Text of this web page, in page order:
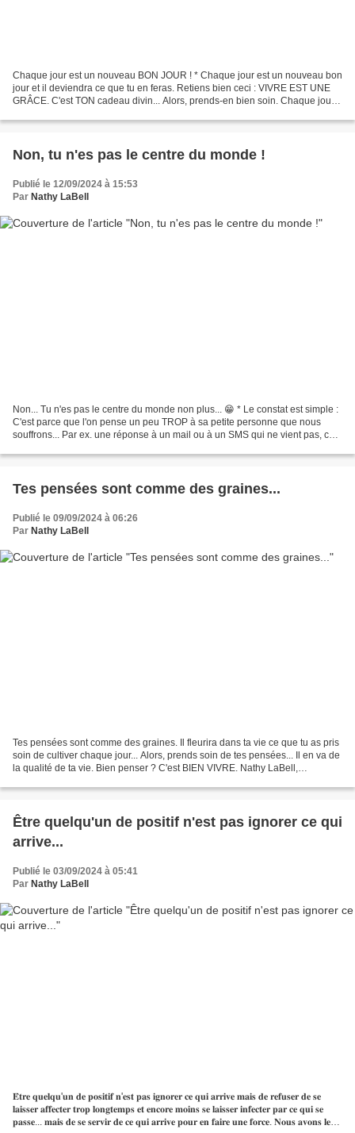
Chaque jour est un nouveau BON JOUR ! * Chaque jour est un nouveau bon
jour et il deviendra ce que tu en feras. Retiens bien ceci : VIVRE EST UNE
GRÂCE. C'est TON cadeau divin... Alors, prends-en bien soin. Chaque jour
Non, tu n'es pas le centre du monde !
Publié le 12/09/2024 à 15:53
Par Nathy LaBell
Non... Tu n'es pas le centre du monde non plus... 😁 * Le constat est simple :
C'est parce que l'on pense un peu TROP à sa petite personne que nous
souffrons... Par ex. une réponse à un mail ou à un SMS qui ne vient pas, cela
Tes pensées sont comme des graines...
Publié le 09/09/2024 à 06:26
Par Nathy LaBell
Tes pensées sont comme des graines. Il fleurira dans ta vie ce que tu as pris
soin de cultiver chaque jour... Alors, prends soin de tes pensées... Il en va de
la qualité de ta vie. Bien penser ? C'est BIEN VIVRE. Nathy LaBell,
Être quelqu'un de positif n'est pas ignorer ce qui
arrive...
Publié le 03/09/2024 à 05:41
Par Nathy LaBell
𝐄̂𝐭𝐫𝐞 𝐪𝐮𝐞𝐥𝐪𝐮'𝐮𝐧 𝐝𝐞 𝐩𝐨𝐬𝐢𝐭𝐢𝐟 𝐧'𝐞𝐬𝐭 𝐩𝐚𝐬 𝐢𝐠𝐧𝐨𝐫𝐞𝐫 𝐜𝐞 𝐪𝐮𝐢 𝐚𝐫𝐫𝐢𝐯𝐞 𝐦𝐚𝐢𝐬 𝐝𝐞 𝐫𝐞𝐟𝐮𝐬𝐞𝐫 𝐝𝐞 𝐬𝐞
𝐥𝐚𝐢𝐬𝐬𝐞𝐫 𝐚𝐟𝐟𝐞𝐜𝐭𝐞𝐫 𝐭𝐫𝐨𝐩 𝐥𝐨𝐧𝐠𝐭𝐞𝐦𝐩𝐬 𝐞𝐭 𝐞𝐧𝐜𝐨𝐫𝐞 𝐦𝐨𝐢𝐧𝐬 𝐬𝐞 𝐥𝐚𝐢𝐬𝐬𝐞𝐫 𝐢𝐧𝐟𝐞𝐜𝐭𝐞𝐫 𝐩𝐚𝐫 𝐜𝐞 𝐪𝐮𝐢 𝐬𝐞
𝐩𝐚𝐬𝐬𝐞... 𝐦𝐚𝐢𝐬 𝐝𝐞 𝐬𝐞 𝐬𝐞𝐫𝐯𝐢𝐫 𝐝𝐞 𝐜𝐞 𝐪𝐮𝐢 𝐚𝐫𝐫𝐢𝐯𝐞 𝐩𝐨𝐮𝐫 𝐞𝐧 𝐟𝐚𝐢𝐫𝐞 𝐮𝐧𝐞 𝐟𝐨𝐫𝐜𝐞. 𝐍𝐨𝐮𝐬 𝐚𝐯𝐨𝐧𝐬 𝐥𝐞